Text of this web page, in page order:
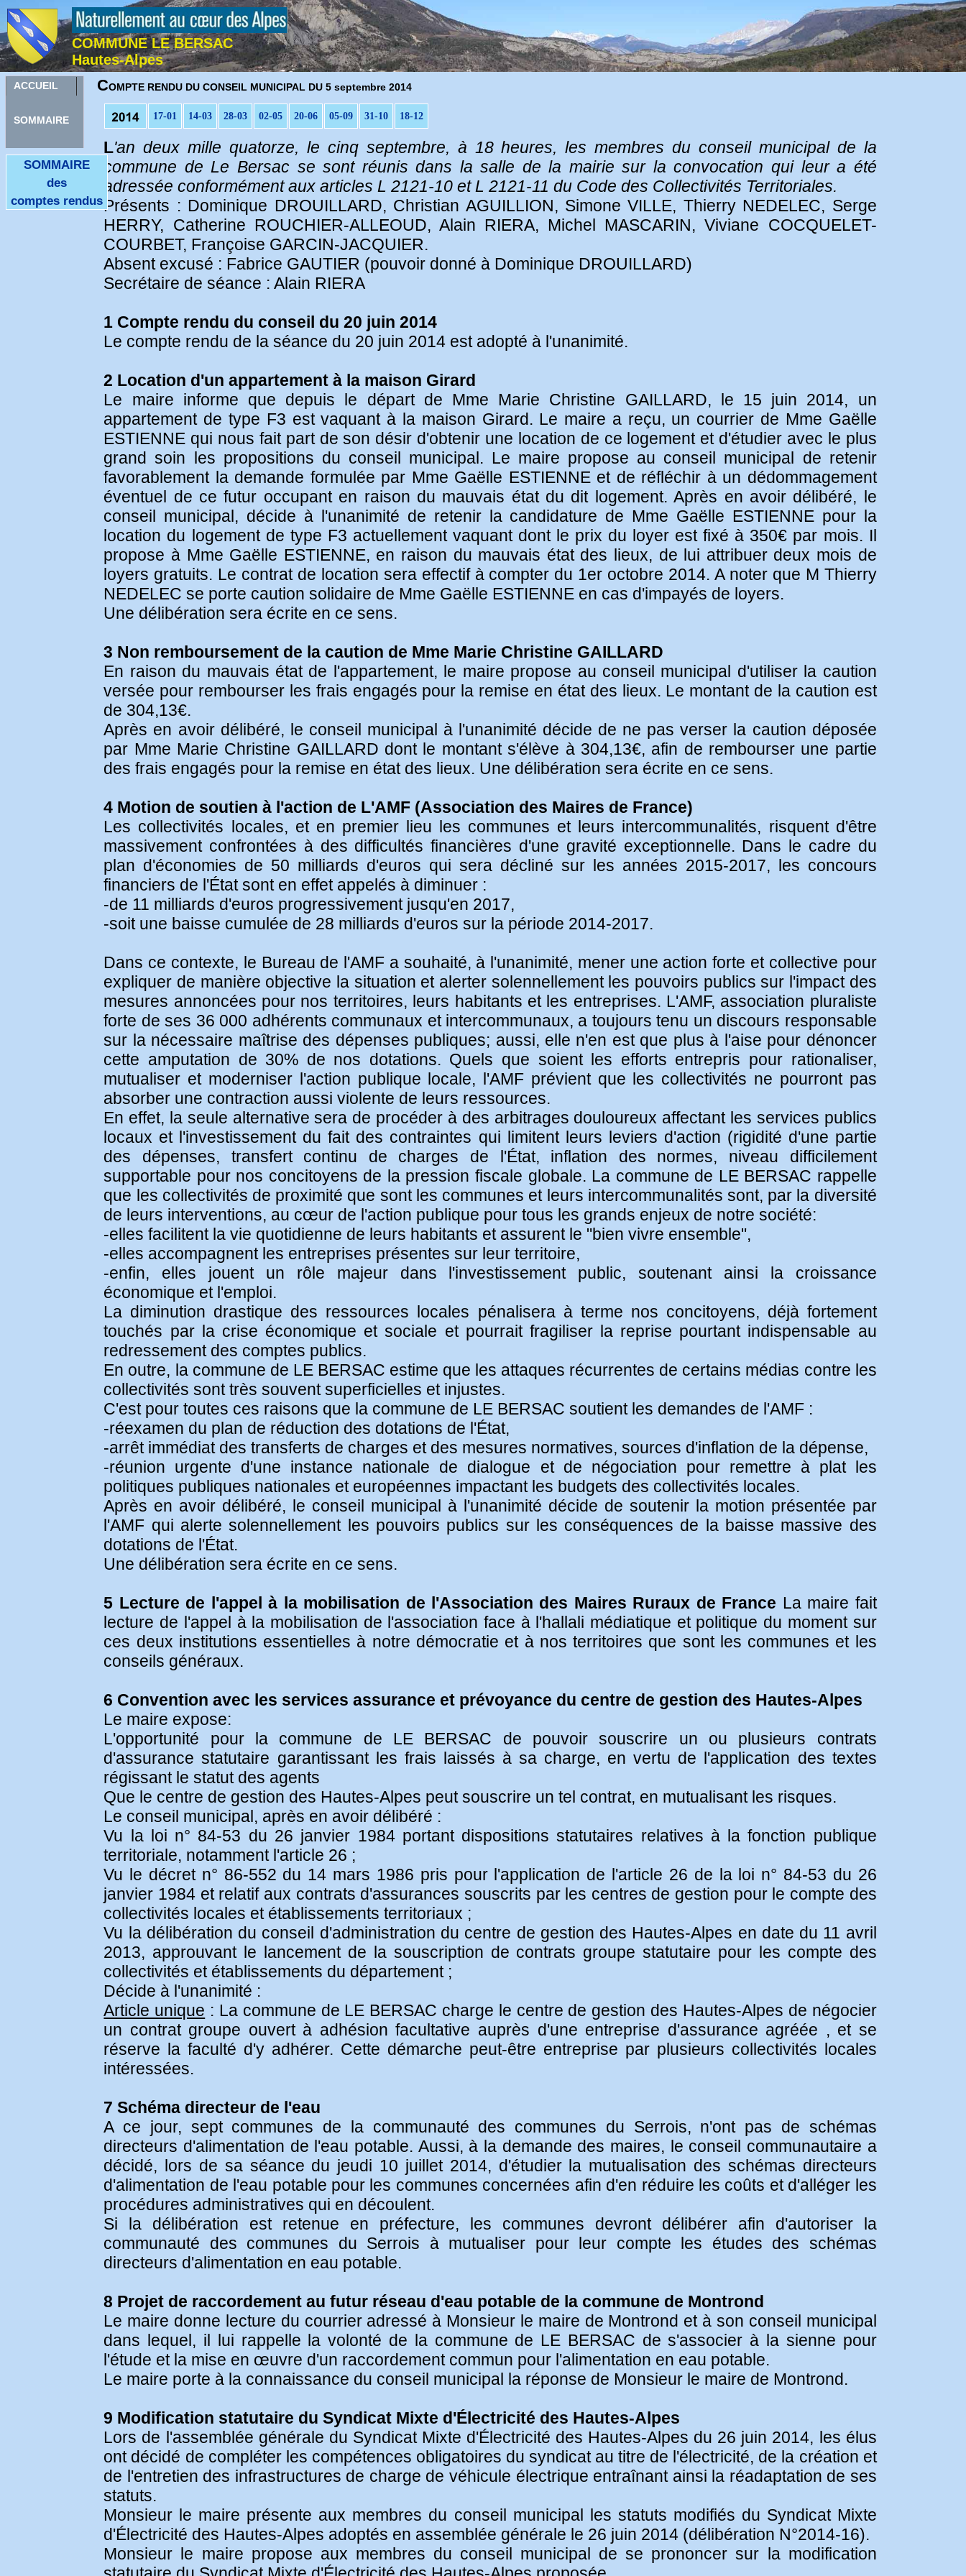
COMMUNE LE BERSAC
Hautes-Alpes
ACCUEIL
SOMMAIRE
COMPTE RENDU DU CONSEIL MUNICIPAL DU 5 septembre 2014
SOMMAIRE
des
comptes rendus
17-01 14-03 28-03 02-05 20-06 05-09 31-10 18-12
L'an deux mille quatorze, le cinq septembre, à 18 heures, les membres du conseil municipal de la
commune de Le Bersac se sont réunis dans la salle de la mairie sur la convocation qui leur a été
adressée conformément aux articles L 2121-10 et L 2121-11 du Code des Collectivités Territoriales.
Présents : Dominique DROUILLARD, Christian AGUILLION, Simone VILLE, Thierry NEDELEC, Serge
HERRY, Catherine ROUCHIER-ALLEOUD, Alain RIERA, Michel MASCARIN, Viviane COCQUELET-
COURBET, Françoise GARCIN-JACQUIER.
Absent excusé : Fabrice GAUTIER (pouvoir donné à Dominique DROUILLARD)
Secrétaire de séance : Alain RIERA
1 Compte rendu du conseil du 20 juin 2014
Le compte rendu de la séance du 20 juin 2014 est adopté à l'unanimité.
2 Location d'un appartement à la maison Girard
Le maire informe que depuis le départ de Mme Marie Christine GAILLARD, le 15 juin 2014, un
appartement de type F3 est vaquant à la maison Girard. Le maire a reçu, un courrier de Mme Gaëlle
ESTIENNE qui nous fait part de son désir d'obtenir une location de ce logement et d'étudier avec le plus
grand soin les propositions du conseil municipal. Le maire propose au conseil municipal de retenir
favorablement la demande formulée par Mme Gaëlle ESTIENNE et de réfléchir à un dédommagement
éventuel de ce futur occupant en raison du mauvais état du dit logement. Après en avoir délibéré, le
conseil municipal, décide à l'unanimité de retenir la candidature de Mme Gaëlle ESTIENNE pour la
location du logement de type F3 actuellement vaquant dont le prix du loyer est fixé à 350€ par mois. Il
propose à Mme Gaëlle ESTIENNE, en raison du mauvais état des lieux, de lui attribuer deux mois de
loyers gratuits. Le contrat de location sera effectif à compter du 1er octobre 2014. A noter que M Thierry
NEDELEC se porte caution solidaire de Mme Gaëlle ESTIENNE en cas d'impayés de loyers.
Une délibération sera écrite en ce sens.
3 Non remboursement de la caution de Mme Marie Christine GAILLARD
En raison du mauvais état de l'appartement, le maire propose au conseil municipal d'utiliser la caution
versée pour rembourser les frais engagés pour la remise en état des lieux. Le montant de la caution est
de 304,13€.
Après en avoir délibéré, le conseil municipal à l'unanimité décide de ne pas verser la caution déposée
par Mme Marie Christine GAILLARD dont le montant s'élève à 304,13€, afin de rembourser une partie
des frais engagés pour la remise en état des lieux. Une délibération sera écrite en ce sens.
4 Motion de soutien à l'action de L'AMF (Association des Maires de France)
Les collectivités locales, et en premier lieu les communes et leurs intercommunalités, risquent d'être
massivement confrontées à des difficultés financières d'une gravité exceptionnelle. Dans le cadre du
plan d'économies de 50 milliards d'euros qui sera décliné sur les années 2015-2017, les concours
financiers de l'État sont en effet appelés à diminuer :
-de 11 milliards d'euros progressivement jusqu'en 2017,
-soit une baisse cumulée de 28 milliards d'euros sur la période 2014-2017.
Dans ce contexte, le Bureau de l'AMF a souhaité, à l'unanimité, mener une action forte et collective pour
expliquer de manière objective la situation et alerter solennellement les pouvoirs publics sur l'impact des
mesures annoncées pour nos territoires, leurs habitants et les entreprises. L'AMF, association pluraliste
forte de ses 36 000 adhérents communaux et intercommunaux, a toujours tenu un discours responsable
sur la nécessaire maîtrise des dépenses publiques; aussi, elle n'en est que plus à l'aise pour dénoncer
cette amputation de 30% de nos dotations. Quels que soient les efforts entrepris pour rationaliser,
mutualiser et moderniser l'action publique locale, l'AMF prévient que les collectivités ne pourront pas
absorber une contraction aussi violente de leurs ressources.
En effet, la seule alternative sera de procéder à des arbitrages douloureux affectant les services publics
locaux et l'investissement du fait des contraintes qui limitent leurs leviers d'action (rigidité d'une partie
des dépenses, transfert continu de charges de l'État, inflation des normes, niveau difficilement
supportable pour nos concitoyens de la pression fiscale globale. La commune de LE BERSAC rappelle
que les collectivités de proximité que sont les communes et leurs intercommunalités sont, par la diversité
de leurs interventions, au cœur de l'action publique pour tous les grands enjeux de notre société:
-elles facilitent la vie quotidienne de leurs habitants et assurent le "bien vivre ensemble",
-elles accompagnent les entreprises présentes sur leur territoire,
-enfin, elles jouent un rôle majeur dans l'investissement public, soutenant ainsi la croissance
économique et l'emploi.
La diminution drastique des ressources locales pénalisera à terme nos concitoyens, déjà fortement
touchés par la crise économique et sociale et pourrait fragiliser la reprise pourtant indispensable au
redressement des comptes publics.
En outre, la commune de LE BERSAC estime que les attaques récurrentes de certains médias contre les
collectivités sont très souvent superficielles et injustes.
C'est pour toutes ces raisons que la commune de LE BERSAC soutient les demandes de l'AMF :
-réexamen du plan de réduction des dotations de l'État,
-arrêt immédiat des transferts de charges et des mesures normatives, sources d'inflation de la dépense,
-réunion urgente d'une instance nationale de dialogue et de négociation pour remettre à plat les
politiques publiques nationales et européennes impactant les budgets des collectivités locales.
Après en avoir délibéré, le conseil municipal à l'unanimité décide de soutenir la motion présentée par
l'AMF qui alerte solennellement les pouvoirs publics sur les conséquences de la baisse massive des
dotations de l'État.
Une délibération sera écrite en ce sens.
5 Lecture de l'appel à la mobilisation de l'Association des Maires Ruraux de France La maire fait
lecture de l'appel à la mobilisation de l'association face à l'hallali médiatique et politique du moment sur
ces deux institutions essentielles à notre démocratie et à nos territoires que sont les communes et les
conseils généraux.
6 Convention avec les services assurance et prévoyance du centre de gestion des Hautes-Alpes
Le maire expose:
L'opportunité pour la commune de LE BERSAC de pouvoir souscrire un ou plusieurs contrats
d'assurance statutaire garantissant les frais laissés à sa charge, en vertu de l'application des textes
régissant le statut des agents
Que le centre de gestion des Hautes-Alpes peut souscrire un tel contrat, en mutualisant les risques.
Le conseil municipal, après en avoir délibéré :
Vu la loi n° 84-53 du 26 janvier 1984 portant dispositions statutaires relatives à la fonction publique
territoriale, notamment l'article 26 ;
Vu le décret n° 86-552 du 14 mars 1986 pris pour l'application de l'article 26 de la loi n° 84-53 du 26
janvier 1984 et relatif aux contrats d'assurances souscrits par les centres de gestion pour le compte des
collectivités locales et établissements territoriaux ;
Vu la délibération du conseil d'administration du centre de gestion des Hautes-Alpes en date du 11 avril
2013, approuvant le lancement de la souscription de contrats groupe statutaire pour les compte des
collectivités et établissements du département ;
Décide à l'unanimité :
Article unique : La commune de LE BERSAC charge le centre de gestion des Hautes-Alpes de négocier
un contrat groupe ouvert à adhésion facultative auprès d'une entreprise d'assurance agréée , et se
réserve la faculté d'y adhérer. Cette démarche peut-être entreprise par plusieurs collectivités locales
intéressées.
7 Schéma directeur de l'eau
A ce jour, sept communes de la communauté des communes du Serrois, n'ont pas de schémas
directeurs d'alimentation de l'eau potable. Aussi, à la demande des maires, le conseil communautaire a
décidé, lors de sa séance du jeudi 10 juillet 2014, d'étudier la mutualisation des schémas directeurs
d'alimentation de l'eau potable pour les communes concernées afin d'en réduire les coûts et d'alléger les
procédures administratives qui en découlent.
Si la délibération est retenue en préfecture, les communes devront délibérer afin d'autoriser la
communauté des communes du Serrois à mutualiser pour leur compte les études des schémas
directeurs d'alimentation en eau potable.
8 Projet de raccordement au futur réseau d'eau potable de la commune de Montrond
Le maire donne lecture du courrier adressé à Monsieur le maire de Montrond et à son conseil municipal
dans lequel, il lui rappelle la volonté de la commune de LE BERSAC de s'associer à la sienne pour
l'étude et la mise en œuvre d'un raccordement commun pour l'alimentation en eau potable.
Le maire porte à la connaissance du conseil municipal la réponse de Monsieur le maire de Montrond.
9 Modification statutaire du Syndicat Mixte d'Électricité des Hautes-Alpes
Lors de l'assemblée générale du Syndicat Mixte d'Électricité des Hautes-Alpes du 26 juin 2014, les élus
ont décidé de compléter les compétences obligatoires du syndicat au titre de l'électricité, de la création et
de l'entretien des infrastructures de charge de véhicule électrique entraînant ainsi la réadaptation de ses
statuts.
Monsieur le maire présente aux membres du conseil municipal les statuts modifiés du Syndicat Mixte
d'Électricité des Hautes-Alpes adoptés en assemblée générale le 26 juin 2014 (délibération N°2014-16).
Monsieur le maire propose aux membres du conseil municipal de se prononcer sur la modification